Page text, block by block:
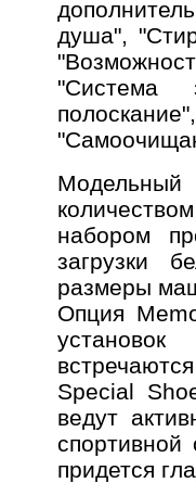
душа",
"Система
набором
загрузки
размеры
Опция
Special
ведут
придется